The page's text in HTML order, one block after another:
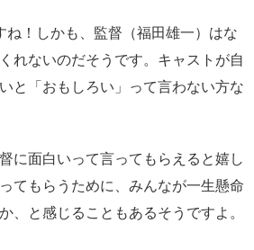
ね！しかも、監督（福田雄一）はな
れないのだそうです。キャストが自
と「おもしろい」って言わない方な
に面白いって言ってもらえると嬉し
てもらうために、みんなが一生懸命
、と感じることもあるそうですよ。